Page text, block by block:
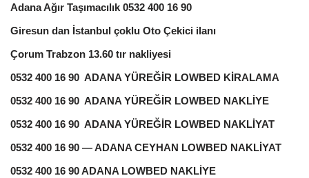
Adana Ağır Taşımacılık 0532 400 16 90
Giresun dan İstanbul çoklu Oto Çekici ilanı
Çorum Trabzon 13.60 tır nakliyesi
0532 400 16 90 ADANA YÜREĞİR LOWBED KİRALAMA
0532 400 16 90 ADANA YÜREĞİR LOWBED NAKLİYE
0532 400 16 90 ADANA YÜREĞİR LOWBED NAKLİYAT
0532 400 16 90 — ADANA CEYHAN LOWBED NAKLİYAT
0532 400 16 90 ADANA LOWBED NAKLİYE